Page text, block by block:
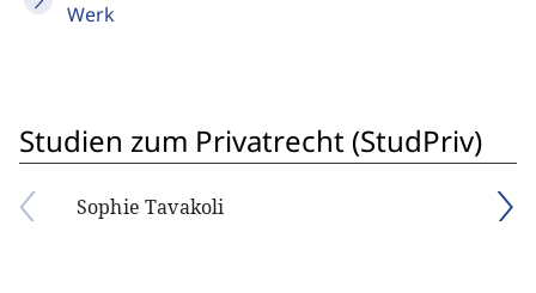
Werk
Studien zum Privatrecht (StudPriv)
Sophie Tavakoli